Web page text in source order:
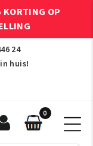
KORTING OP
24
huis!
0